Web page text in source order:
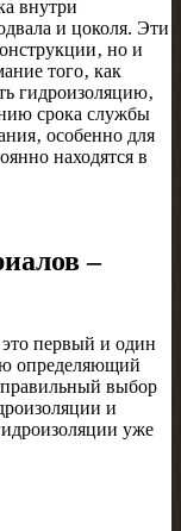
внутри
и цоколя. Эти
но и
того‚ как
гидроизоляцию‚
срока службы
особенно для
находятся в
–
первый и один
определяющий
выбор
и
уже